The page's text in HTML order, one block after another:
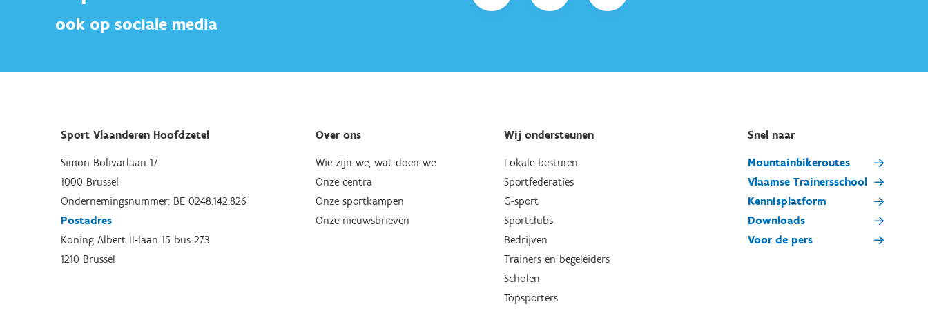
ook op sociale media
Sport Vlaanderen Hoofdzetel
Simon Bolivarlaan 17
1000 Brussel
Ondernemingsnummer: BE 0248.142.826
Postadres
Koning Albert II-laan 15 bus 273
1210 Brussel
Over ons
Wie zijn we, wat doen we
Onze centra
Onze sportkampen
Onze nieuwsbrieven
Wij ondersteunen
Lokale besturen
Sportfederaties
G-sport
Sportclubs
Bedrijven
Trainers en begeleiders
Scholen
Topsporters
Snel naar
Mountainbikeroutes
Vlaamse Trainersschool
Kennisplatform
Downloads
Voor de pers